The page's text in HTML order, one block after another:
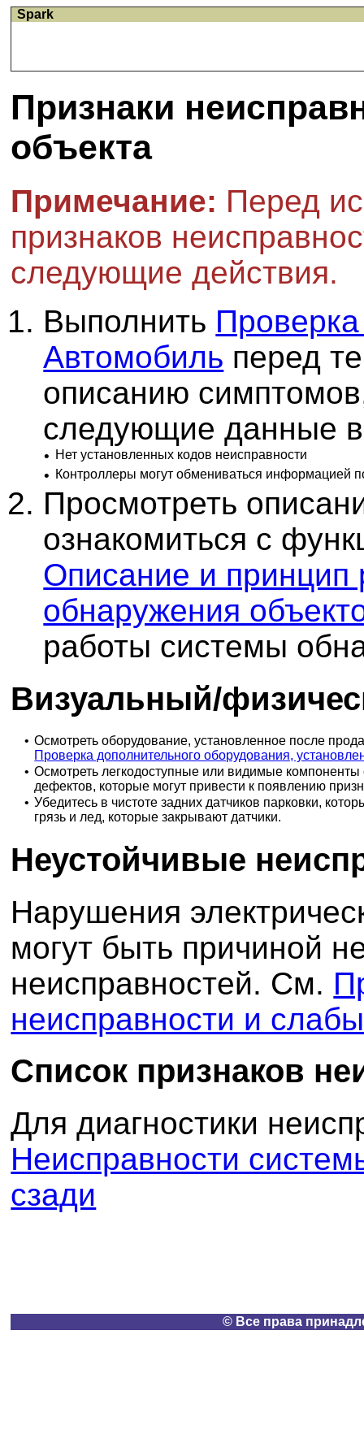
Spark
Признаки
объекта
Примечание: Перед
признаков
следующие действия.
Выполнить
Автомобиль перед
описанию
следующие данные
• Нет установленных кодов неисправности
• Контроллеры могут обмениваться информацией
Просмотреть
ознакомиться с
Описание и принцип
обнаружения
работы системы
Визуальный/
• Осмотреть оборудование, установленное после
Проверка дополнительного оборудования,
• Осмотреть легкодоступные или видимые
дефектов, которые могут привести к появлению
• Убедитесь в чистоте задних датчиков парковки,
грязь и лед, которые закрывают датчики.
Неустойчивые
Нарушения
могут быть причиной
неисправностей. См.
неисправности и
Список признаков
Для диагностики
Неисправности
сзади
© Все права